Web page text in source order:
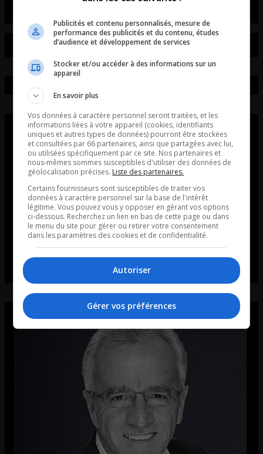
Publicités et contenu personnalisés, mesure de
performance des publicités et du contenu, études
d’audience et développement de services
Stocker et/ou accéder à des informations sur un
appareil
En savoir plus
Vos données à caractère personnel seront traitées, et les
informations liées à votre appareil (cookies, identifiants
uniques et autres types de données) pourront être stockées
et consultées par 66 partenaires, ainsi que partagées avec lui,
ou utilisées spécifiquement par ce site. Nos partenaires et
nous-mêmes sommes susceptibles d'utiliser des données de
géolocalisation précises. Liste des partenaires.
Certains fournisseurs sont susceptibles de traiter vos
données à caractère personnel sur la base de l'intérêt
légitime. Vous pouvez vous y opposer en gérant vos options
ci-dessous. Recherchez un lien en bas de cette page ou dans
le menu du site pour gérer ou retirer votre consentement
dans les paramètres des cookies et de confidentialité.
Autoriser
Gérer vos préférences